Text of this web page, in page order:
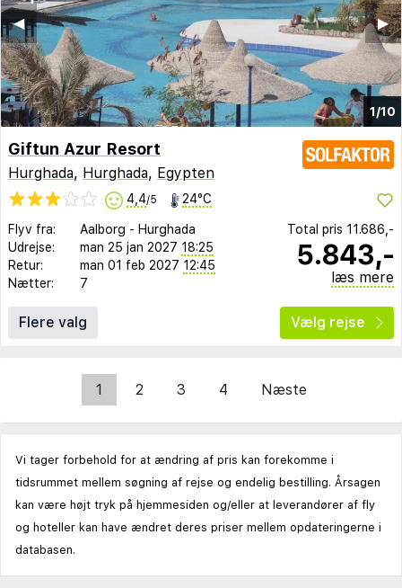
1/10
▶︎
◀︎
Giftun Azur Resort
Hurghada, Hurghada, Egypten
4,4/5 24°C
Flyv fra: Aalborg - Hurghada
Udrejse:
man 25 jan 2027 18:25
Retur:
man 01 feb 2027 12:45
Nætter:
7
Total pris 11.686,-
5.843,-
læs mere
Flere valg Vælg rejse
1 2 3 4 Næste
Vi tager forbehold for at ændring af pris kan forekomme i
tidsrummet mellem søgning af rejse og endelig bestilling. Årsagen
kan være højt tryk på hjemmesiden og/eller at leverandører af fly
og hoteller kan have ændret deres priser mellem opdateringerne i
databasen.